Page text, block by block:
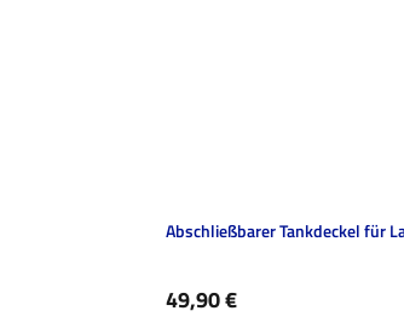
Abschließbarer Tankdeckel für
Regulärer Preis:
49,90 €